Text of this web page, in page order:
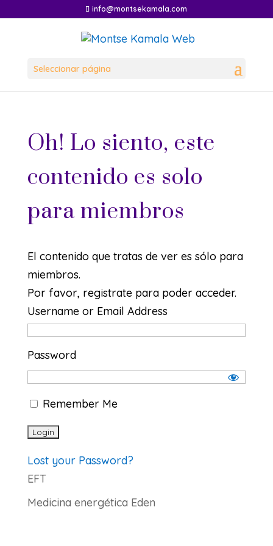
info@montsekamala.com
Seleccionar página
Oh! Lo siento, este
contenido es solo
para miembros
El contenido que tratas de ver es sólo para
miembros.
Por favor, registrate para poder acceder.
Username or Email Address
Password
Remember Me
Lost your Password?
EFT
Medicina energética Eden